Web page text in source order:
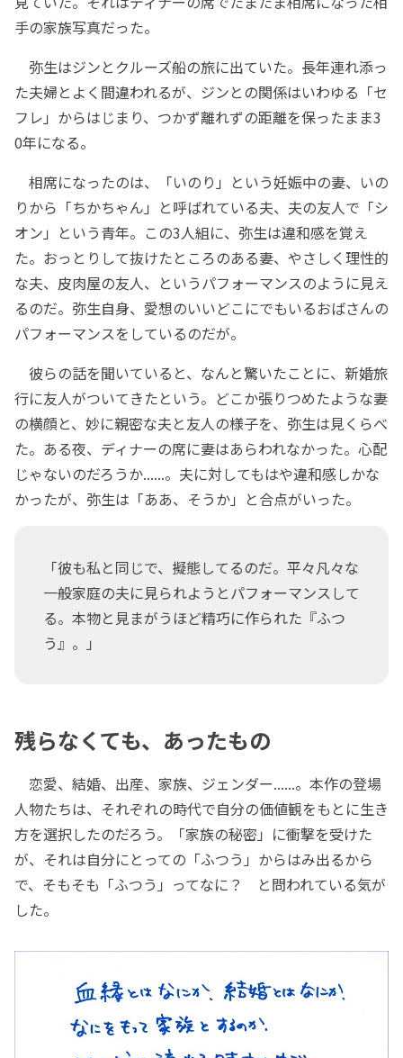
手の家族写真だった。
弥生はジンとクルーズ船の旅に出ていた。長年連れ添っ
た夫婦とよく間違われるが、ジンとの関係はいわゆる「セ
フレ」からはじまり、つかず離れずの距離を保ったまま3
0年になる。
相席になったのは、「いのり」という妊娠中の妻、いの
りから「ちかちゃん」と呼ばれている夫、夫の友人で「シ
オン」という青年。この3人組に、弥生は違和感を覚え
た。おっとりして抜けたところのある妻、やさしく理性的
な夫、皮肉屋の友人、というパフォーマンスのように見え
るのだ。弥生自身、愛想のいいどこにでもいるおばさんの
パフォーマンスをしているのだが。
彼らの話を聞いていると、なんと驚いたことに、新婚旅
行に友人がついてきたという。どこか張りつめたような妻
の横顔と、妙に親密な夫と友人の様子を、弥生は見くらべ
た。ある夜、ディナーの席に妻はあらわれなかった。心配
じゃないのだろうか......。夫に対してもはや違和感しかな
かったが、弥生は「ああ、そうか」と合点がいった。
「彼も私と同じで、擬態してるのだ。平々凡々な
一般家庭の夫に見られようとパフォーマンスして
る。本物と見まがうほど精巧に作られた『ふつ
う』。」
残らなくても、あったもの
恋愛、結婚、出産、家族、ジェンダー......。本作の登場
人物たちは、それぞれの時代で自分の価値観をもとに生き
方を選択したのだろう。「家族の秘密」に衝撃を受けた
が、それは自分にとっての「ふつう」からはみ出るから
で、そもそも「ふつう」ってなに？ と問われている気が
した。